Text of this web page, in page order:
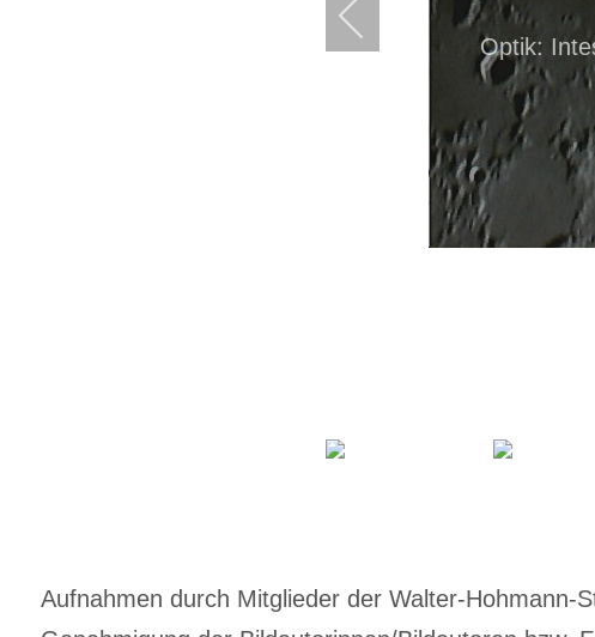
Optik:
Aufnahmen durch Mitglieder der Walter-Hohmann-